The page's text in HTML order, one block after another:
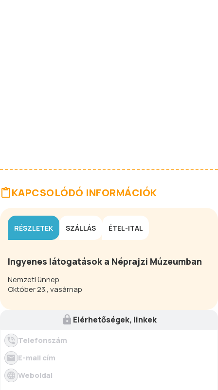
KAPCSOLÓDÓ INFORMÁCIÓK
RÉSZLETEK SZÁLLÁS ÉTEL-ITAL
Ingyenes látogatások a Néprajzi Múzeumban
Nemzeti ünnep
Október 23., vasárnap
Elérhetőségek, linkek
Telefonszám
E-mail cím
Weboldal